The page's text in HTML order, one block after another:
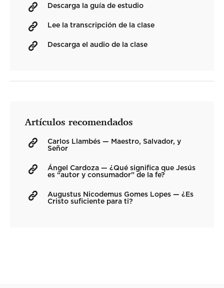
Descarga la guía de estudio
Lee la transcripción de la clase
Descarga el audio de la clase
Artículos recomendados
Carlos Llambés — Maestro, Salvador, y
Señor
Ángel Cardoza — ¿Qué significa que Jesús
es “autor y consumador” de la fe?
Augustus Nicodemus Gomes Lopes — ¿Es
Cristo suficiente para ti?